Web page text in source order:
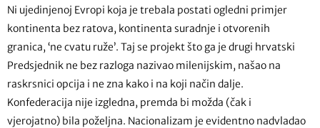
Ni ujedinjenoj Evropi koja je trebala postati ogledni primjer
kontinenta bez ratova, kontinenta suradnje i otvorenih
granica, ‘ne cvatu ruže’. Taj se projekt što ga je drugi hrvatski
Predsjednik ne bez razloga nazivao milenijskim, našao na
raskrsnici opcija i ne zna kako i na koji način dalje.
Konfederacija nije izgledna, premda bi možda (čak i
vjerojatno) bila poželjna. Nacionalizam je evidentno nadvladao